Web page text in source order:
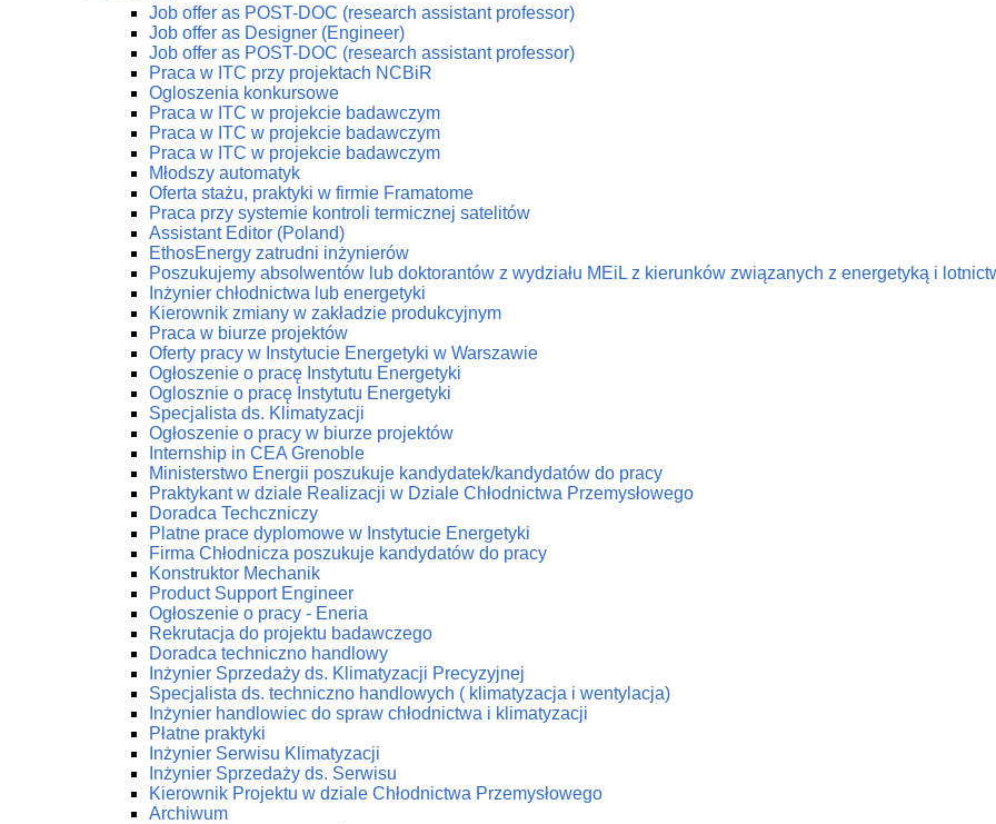
Job offer as POST-DOC (research assistant professor)
Job offer as Designer (Engineer)
Job offer as POST-DOC (research assistant professor)
Praca w ITC przy projektach NCBiR
Ogloszenia konkursowe
Praca w ITC w projekcie badawczym
Praca w ITC w projekcie badawczym
Praca w ITC w projekcie badawczym
Młodszy automatyk
Oferta stażu, praktyki w firmie Framatome
Praca przy systemie kontroli termicznej satelitów
Assistant Editor (Poland)
EthosEnergy zatrudni inżynierów
Poszukujemy absolwentów lub doktorantów z wydziału MEiL z kierunków związanych z energetyką i
Inżynier chłodnictwa lub energetyki
Kierownik zmiany w zakładzie produkcyjnym
Praca w biurze projektów
Oferty pracy w Instytucie Energetyki w Warszawie
Ogłoszenie o pracę Instytutu Energetyki
Oglosznie o pracę Instytutu Energetyki
Specjalista ds. Klimatyzacji
Ogłoszenie o pracy w biurze projektów
Internship in CEA Grenoble
Ministerstwo Energii poszukuje kandydatek/kandydatów do pracy
Praktykant w dziale Realizacji w Dziale Chłodnictwa Przemysłowego
Doradca Techczniczy
Platne prace dyplomowe w Instytucie Energetyki
Firma Chłodnicza poszukuje kandydatów do pracy
Konstruktor Mechanik
Product Support Engineer
Ogłoszenie o pracy - Eneria
Rekrutacja do projektu badawczego
Doradca techniczno handlowy
Inżynier Sprzedaży ds. Klimatyzacji Precyzyjnej
Specjalista ds. techniczno handlowych ( klimatyzacja i wentylacja)
Inżynier handlowiec do spraw chłodnictwa i klimatyzacji
Płatne praktyki
Inżynier Serwisu Klimatyzacji
Inżynier Sprzedaży ds. Serwisu
Kierownik Projektu w dziale Chłodnictwa Przemysłowego
Archiwum